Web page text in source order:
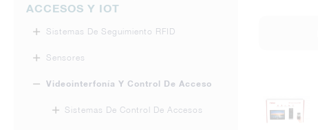
ACCESOS Y IOT
Sistemas De Seguimiento RFID
Sensores
Videointerfonía Y Control De Acceso
Sistemas De Control De Accesos